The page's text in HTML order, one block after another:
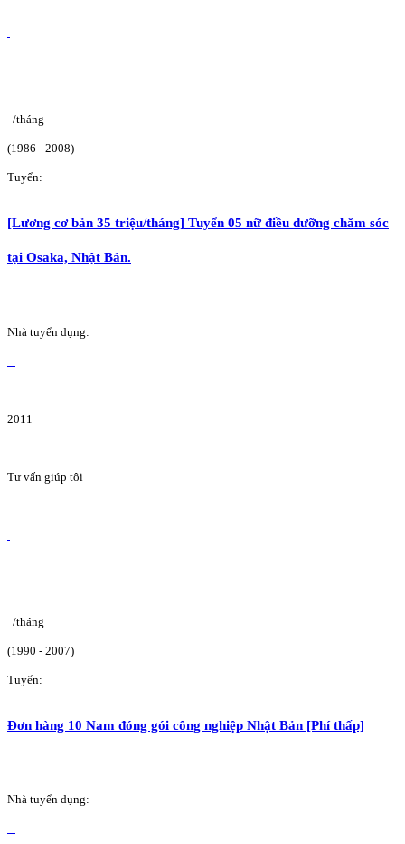
/tháng
(1986 - 2008)
Tuyển:
[Lương cơ bản 35 triệu/tháng] Tuyển 05 nữ điều dưỡng chăm sóc
tại Osaka, Nhật Bản.
Nhà tuyển dụng:
2011
Tư vấn giúp tôi
/tháng
(1990 - 2007)
Tuyển:
Đơn hàng 10 Nam đóng gói công nghiệp Nhật Bản [Phí thấp]
Nhà tuyển dụng: